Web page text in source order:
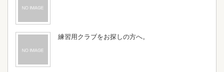
練習用クラブをお探しの方へ。